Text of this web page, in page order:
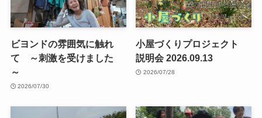
ビヨンドの雰囲気に触れ
て ～刺激を受けました
～
2026/07/30
小屋づくりプロジェクト
説明会 2026.09.13
2026/07/28